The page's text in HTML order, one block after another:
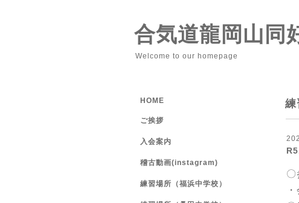
合気道龍岡山同
Welcome to our homepage
練
〇
HOME
ご挨拶
入会案内
稽古動画(instagram)
練習場所（福浜中学校）